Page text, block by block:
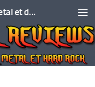
Chroniques albums de heavy metal et de hard rock